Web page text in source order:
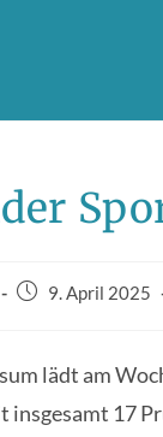
Beitrag9. April 2025
lädt am
insgesamt 17